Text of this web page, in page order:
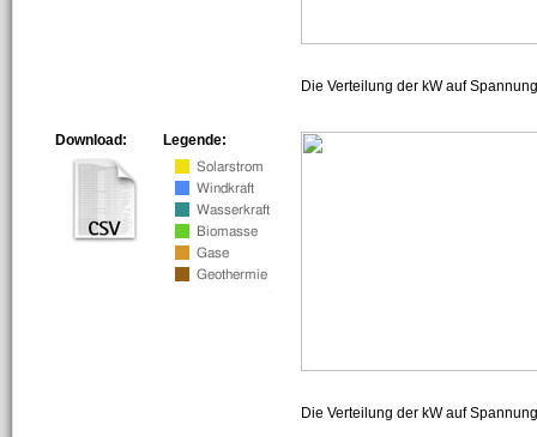
Die Verteilung der kW auf
Legende:
Download:
Die Verteilung der kW auf